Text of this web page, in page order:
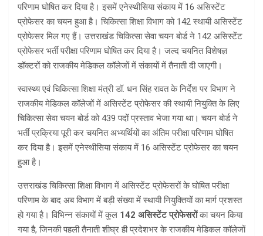
परिणाम घोषित कर दिया है। इसमें एनेस्थीसिया संकाय में 16 असिस्टेंट
प्रोफेसर का चयन हुआ है। चिकित्सा शिक्षा विभाग को 142 स्थायी असिस्टेंट
प्रोफेसर मिल गए हैं। उत्तराखंड चिकित्सा सेवा चयन बोर्ड ने 142 असिस्टेंट
प्रोफेसर भर्ती परीक्षा परिणाम घोषित कर दिया है। जल्द चयनित विशेषज्ञ
डॉक्टरों को राजकीय मेडिकल कॉलेजों में संकायों में तैनाती दी जाएगी।
स्वास्थ्य एवं चिकित्सा शिक्षा मंत्री डॉ. धन सिंह रावत के निर्देश पर विभाग ने
राजकीय मेडिकल कॉलेजों में असिस्टेंट प्रोफेसर की स्थायी नियुक्ति के लिए
चिकित्सा सेवा चयन बोर्ड को 439 पदों प्रस्ताव भेजा गया था। चयन बोर्ड ने
भर्ती प्रक्रिया पूरी कर चयनित अभ्यर्थियों का अंतिम परीक्षा परिणाम घोषित
कर दिया है। इसमें एनेस्थीसिया संकाय में 16 असिस्टेंट प्रोफेसर का चयन
हुआ है।
उत्तराखंड चिकित्सा शिक्षा विभाग में असिस्टेंट प्रोफेसरों के घोषित परीक्षा
परिणाम के बाद अब विभाग में बड़ी संख्या में स्थायी नियुक्तियों का मार्ग प्रशस्त
हो गया है। विभिन्न संकायों में कुल 142 असिस्टेंट प्रोफेसरोंका चयन किया
गया है, जिनकी पहली तैनाती शीघ्र ही प्रदेशभर के राजकीय मेडिकल कॉलेजों